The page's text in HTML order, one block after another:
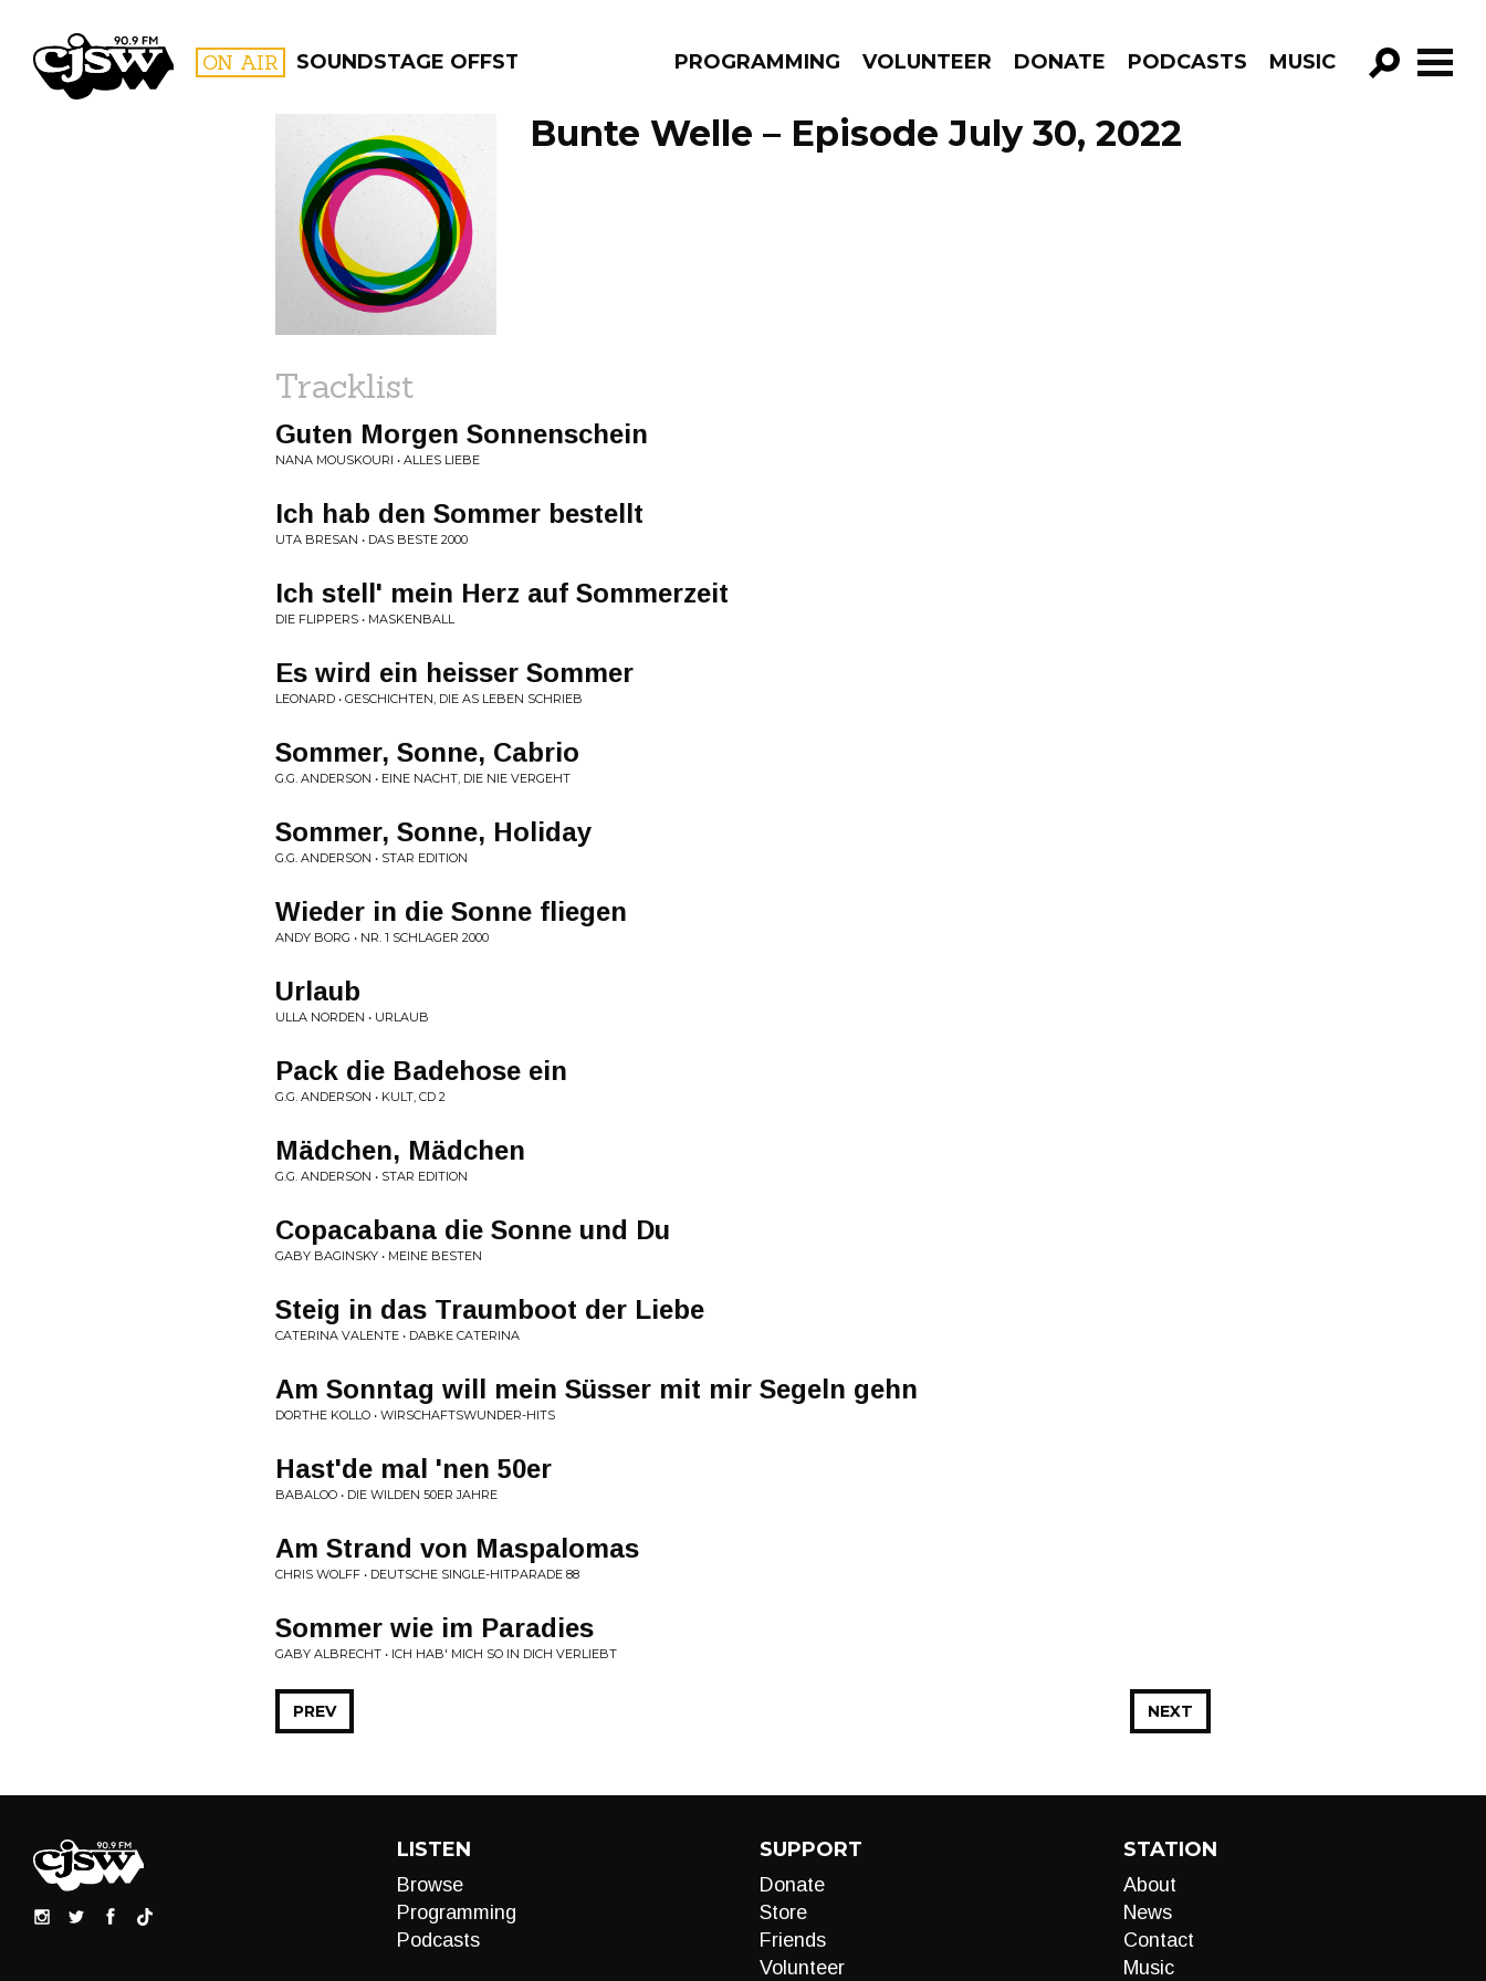
CJSW ON AIR SOUNDSTAGE OFFSTAGE PROGRAMMING VOLUNTEER DONATE PODCASTS MUSIC
GO!
FILTER BY:
PROGRAMS
Bunte Welle – Episode July 30, 2022
Tracklist
Guten Morgen Sonnenschein
NANA MOUSKOURI • ALLES LIEBE
Ich hab den Sommer bestellt
UTA BRESAN • DAS BESTE 2000
Ich stell' mein Herz auf Sommerzeit
DIE FLIPPERS • MASKENBALL
Es wird ein heisser Sommer
LEONARD • GESCHICHTEN, DIE AS LEBEN SCHRIEB
Sommer, Sonne, Cabrio
G.G. ANDERSON • EINE NACHT, DIE NIE VERGEHT
Sommer, Sonne, Holiday
G.G. ANDERSON • STAR EDITION
Wieder in die Sonne fliegen
ANDY BORG • NR. 1 SCHLAGER 2000
Urlaub
ULLA NORDEN • URLAUB
Pack die Badehose ein
G.G. ANDERSON • KULT, CD 2
Mädchen, Mädchen
G.G. ANDERSON • STAR EDITION
Copacabana die Sonne und Du
GABY BAGINSKY • MEINE BESTEN
Steig in das Traumboot der Liebe
CATERINA VALENTE • DABKE CATERINA
Am Sonntag will mein Süsser mit mir Segeln gehn
DORTHE KOLLO • WIRSCHAFTSWUNDER-HITS
Hast'de mal 'nen 50er
BABALOO • DIE WILDEN 50ER JAHRE
Am Strand von Maspalomas
CHRIS WOLFF • DEUTSCHE SINGLE-HITPARADE 88
Sommer wie im Paradies
GABY ALBRECHT • ICH HAB' MICH SO IN DICH VERLIEBT
NEXT
PREV
LISTEN
Browse
Programming
Podcasts
SUPPORT
Donate
Store
Friends
Volunteer
STATION
About
News
Contact
Music